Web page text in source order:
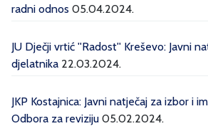
radni odnos 05.04.2024.
JU Dječji vrtić ''Radost'' Kreševo: Javni
djelatnika 22.03.2024.
JKP Kostajnica: Javni natječaj za izbor i
Odbora za reviziju 05.02.2024.